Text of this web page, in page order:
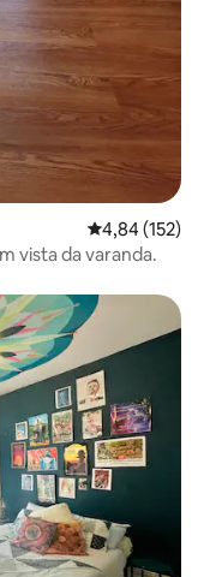
4,84 de uma
4,84 (152)
vista da varanda.